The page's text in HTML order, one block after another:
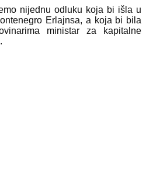
nijednu odluku koja bi išla u
Erlajnsa, a koja bi bila
ministar za kapitalne